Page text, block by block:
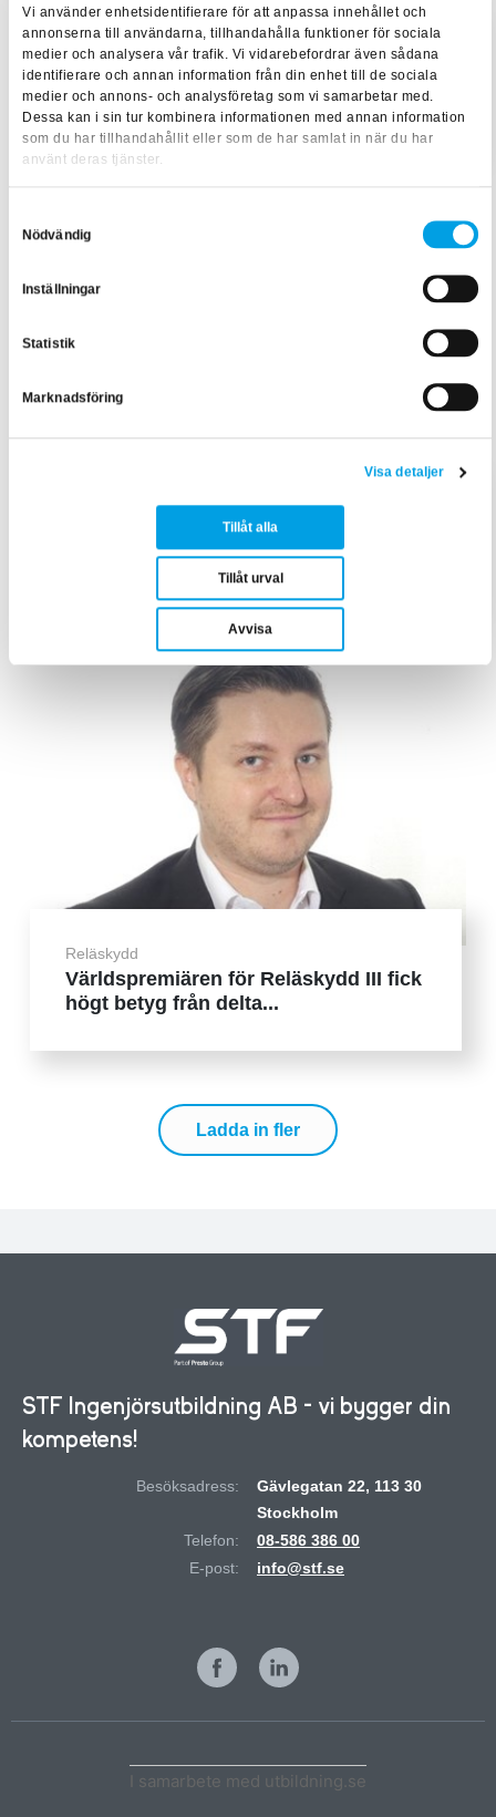
Vi använder enhetsidentifierare för att anpassa innehållet och
annonserna till användarna, tillhandahålla funktioner för sociala
medier och analysera vår trafik. Vi vidarebefordrar även sådana
identifierare och annan information från din enhet till de sociala
medier och annons- och analysföretag som vi samarbetar med.
Dessa kan i sin tur kombinera informationen med annan information
som du har tillhandahållit eller som de har samlat in när du har
använt deras tjänster.
Nödvändig
Inställningar
Statistik
Marknadsföring
Visa detaljer
Tillåt alla
Tillåt urval
Avvisa
Reläskydd
Reläskyddens roll i ett modernt elnät
– Florin Stelea om utm...
Elsäkerhet & föreskrifter
Mats Jonsson: Tre frågor som lägger
grunden för betryggande ...
Reläskydd
Världspremiären för Reläskydd III fick
högt betyg från delta...
Ladda in fler
STF Ingenjörsutbildning AB - vi bygger din
kompetens!
Besöksadress:
Gävlegatan 22, 113 30
Stockholm
Telefon:
08-586 386 00
E-post:
info@stf.se
I samarbete med utbildning.se